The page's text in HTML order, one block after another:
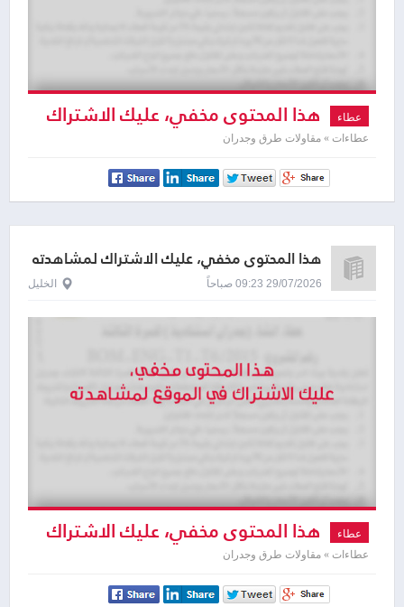
عطاء هذا المحتوى مخفي، عليك الاشتراك
لمشاهدته
عطاءات » مقاولات طرق وجدران
هذا المحتوى مخفي، عليك الاشتراك لمشاهدته
29/07/2026 09:23 صباحاً الخليل
عطاء هذا المحتوى مخفي، عليك الاشتراك
لمشاهدته
عطاءات » مقاولات طرق وجدران